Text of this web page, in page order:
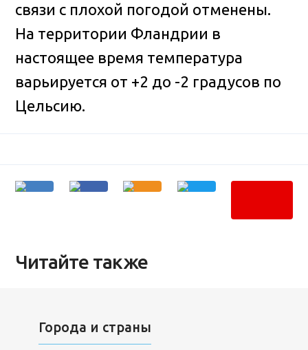
связи с плохой погодой отменены.
На территории Фландрии в
настоящее время температура
варьируется от +2 до -2 градусов по
Цельсию.
Читайте также
Города и страны